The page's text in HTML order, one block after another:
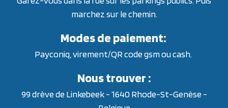
marchez sur le chemin.
Modes de paiement:
Payconiq, virement/QR code gsm ou cash.
Nous trouver :
99 drève de Linkebeek - 1640 Rhode-St-Genèse -